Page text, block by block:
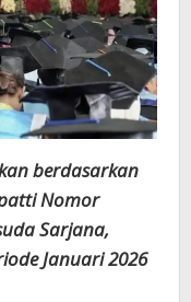
berdasarkan
Nomor
Sarjana,
Januari 2026